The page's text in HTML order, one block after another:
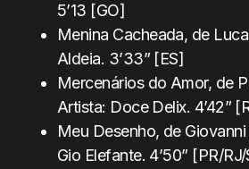
5’13 [GO]
Menina Cacheada, de
Aldeia. 3’33” [ES]
Mercenários do Amor, de
Artista: Doce Delix. 4’42”
Meu Desenho, de
Gio Elefante. 4’50” [PR/RJ/